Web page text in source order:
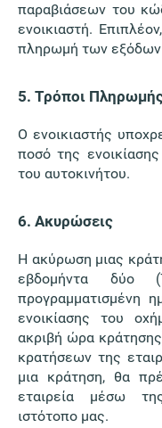
παραβιάσεων του
ενοικιαστή.
πληρωμή των εξόδων
5. Τρόποι
Ο ενοικιαστής
ποσό της
του αυτοκινήτου.
6. Ακυρώσεις
Η ακύρωση μιας
εβδομήντα
προγραμματισμένη
ενοικίασης του
ακριβή ώρα
κρατήσεων της
μια κράτηση, θα
εταιρεία μέσω
ιστότοπο μας.